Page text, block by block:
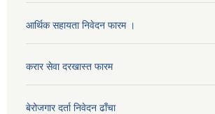
आर्थिक सहायता निवेदन फारम ।
करार सेवा दरखास्त फारम
बेरोजगार दर्ता निवेदन ढाँचा